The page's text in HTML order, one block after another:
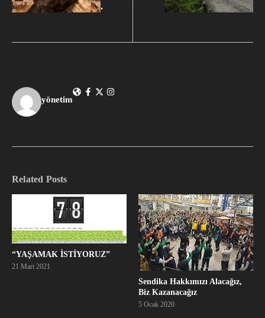
.
yönetim
Related Posts
“YAŞAMAK İSTİYORUZ”
21 Mart 2021
Sendika Hakkımızı Alacağız,
Biz Kazanacağız
5 Ocak 2020